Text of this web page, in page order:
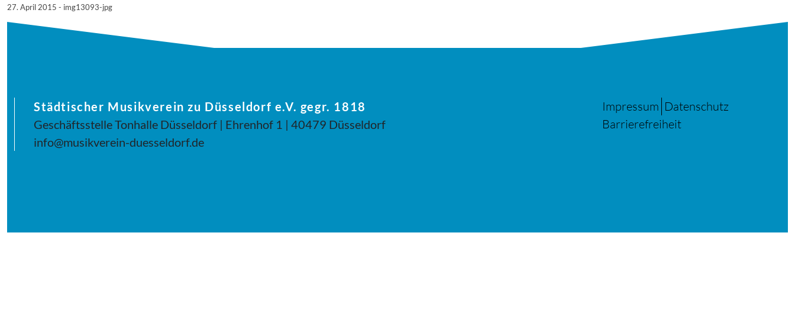
27. April 2015 - img13093-jpg
Städtischer Musikverein zu Düsseldorf e.V. gegr. 1818
Geschäftsstelle Tonhalle Düsseldorf | Ehrenhof 1 | 40479 Düsseldorf
info@musikverein-duesseldorf.de
Impressum Datenschutz
Barrierefreiheit